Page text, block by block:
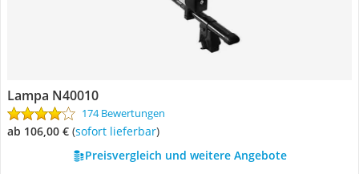
Lampa N40010
174 Bewertungen
ab 106,00 € ( Sofort lieferbar)
Preisvergleich und weitere Angebote